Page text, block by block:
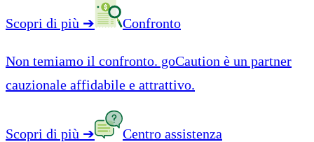
Scopri di più ➔ Confronto
Non temiamo il confronto. goCaution è un partner
cauzionale affidabile e attrattivo.
Scopri di più ➔ Centro assistenza